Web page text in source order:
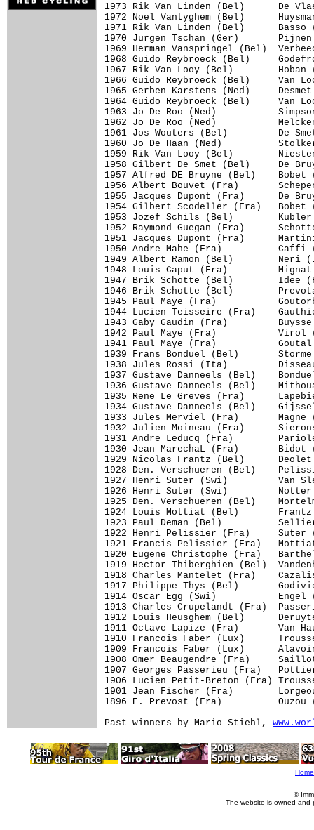
1973 Rik Van Linden (Bel)      De
1972 Noel Vantyghem (Bel)
1971 Rik Van Linden (Bel)
1970 Jurgen Tschan (Ger)
1969 Herman Vanspringel (Bel)
1968 Guido Reybroeck (Bel)
1967 Rik Van Looy (Bel)
1966 Guido Reybroeck (Bel)     Van
1965 Gerben Karstens (Ned)
1964 Guido Reybroeck (Bel)     Van
1963 Jo De Roo (Ned)
1962 Jo De Roo (Ned)
1961 Jos Wouters (Bel)         De
1960 Jo De Haan (Ned)
1959 Rik Van Looy (Bel)
1958 Gilbert De Smet (Bel)     De
1957 Alfred DE Bruyne (Bel)
1956 Albert Bouvet (Fra)
1955 Jacques Dupont (Fra)      De
1954 Gilbert Scodeller (Fra)
1953 Jozef Schils (Bel)
1952 Raymond Guegan (Fra)
1951 Jacques Dupont (Fra)
1950 Andre Mahe (Fra)
1949 Albert Ramon (Bel)
1948 Louis Caput (Fra)
1947 Brik Schotte (Bel)        Idee
1946 Brik Schotte (Bel)
1945 Paul Maye (Fra)
1944 Lucien Teisseire (Fra)
1943 Gaby Gaudin (Fra)
1942 Paul Maye (Fra)
1941 Paul Maye (Fra)
1939 Frans Bonduel (Bel)
1938 Jules Rossi (Ita)
1937 Gustave Danneels (Bel)
1936 Gustave Danneels (Bel)
1935 Rene Le Greves (Fra)
1934 Gustave Danneels (Bel)
1933 Jules Merviel (Fra)
1932 Julien Moineau (Fra)
1931 Andre Leducq (Fra)
1930 Jean MarechaL (Fra)
1929 Nicolas Frantz (Bel)
1928 Den. Verschueren (Bel)
1927 Henri Suter (Swi)         Van
1926 Henri Suter (Swi)
1925 Den. Verschueren (Bel)
1924 Louis Mottiat (Bel)
1923 Paul Deman (Bel)
1922 Henri Pelissier (Fra)
1921 Francis Pelissier (Fra)
1920 Eugene Christophe (Fra)
1919 Hector Thiberghien (Bel)
1918 Charles Mantelet (Fra)
1917 Philippe Thys (Bel)
1914 Oscar Egg (Swi)
1913 Charles Crupelandt (Fra)
1912 Louis Heusghem (Bel)
1911 Octave Lapize (Fra)       Van
1910 Francois Faber (Lux)
1909 Francois Faber (Lux)
1908 Omer Beaugendre (Fra)
1907 Georges Passerieu (Fra)
1906 Lucien Petit-Breton (Fra)
1901 Jean Fischer (Fra)
1896 E. Prevost (Fra)
Past winners by Mario Stiehl,
Home
©
The website is owned and